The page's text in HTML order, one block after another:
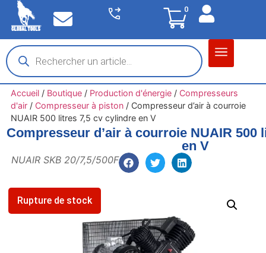
0
Accueil/ Boutique/ Production d'énergie/ Compresseurs
d'air/ Compresseur à piston/ Compresseur d’air à courroie
NUAIR 500 litres 7,5 cv cylindre en V
Rupture de stock
Compresseur d’air à courroie NUAIR 500
en V
NUAIR SKB 20/7,5/500F